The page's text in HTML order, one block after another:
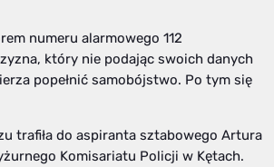
numeru alarmowego 112
który nie podając swoich danych
popełnić samobójstwo. Po tym się
trafiła do aspiranta sztabowego Artura
Komisariatu Policji w Kętach.